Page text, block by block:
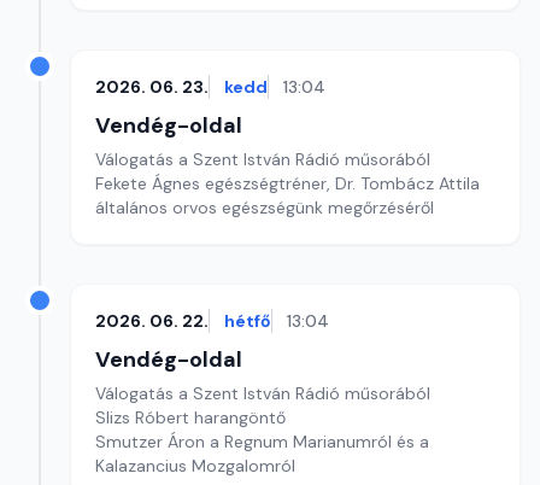
2026. 06. 23. kedd 13:04
Vendég-oldal
Válogatás a Szent István Rádió műsorából
Fekete Ágnes egészségtréner, Dr. Tombácz Attila
általános orvos egészségünk megőrzéséről
2026. 06. 22. hétfő 13:04
Vendég-oldal
Válogatás a Szent István Rádió műsorából
Slizs Róbert harangöntő
Smutzer Áron a Regnum Marianumról és a
Kalazancius Mozgalomról